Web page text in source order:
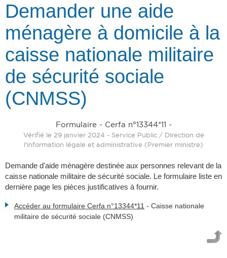
Demander une aide
ménagère à domicile à la
caisse nationale militaire
de sécurité sociale
(CNMSS)
Formulaire - Cerfa n°13344*11 -
Vérifié le 29 janvier 2024 - Service Public / Direction de
l'information légale et administrative (Premier ministre)
Demande d'aide ménagère destinée aux personnes relevant de la
caisse nationale militaire de sécurité sociale. Le formulaire liste en
dernière page les pièces justificatives à fournir.
Accéder au formulaire Cerfa n°13344*11 - Caisse nationale
militaire de sécurité sociale (CNMSS)